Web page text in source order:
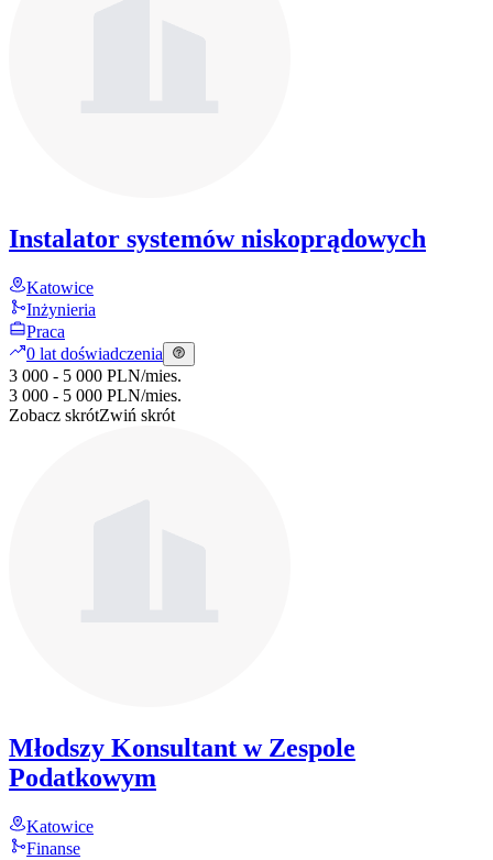
Instalator systemów niskoprądowych
Katowice
Inżynieria
Praca
0 lat doświadczenia
3 000 - 5 000 PLN/mies.
3 000 - 5 000 PLN/mies.
Zobacz skrótZwiń skrót
Młodszy Konsultant w Zespole
Podatkowym
Katowice
Finanse